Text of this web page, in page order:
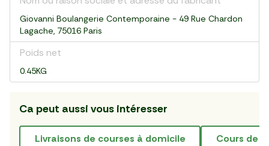
Giovanni Boulangerie Contemporaine - 49 Rue Chardon
Lagache, 75016 Paris
Poids net
0.45KG
Ca peut aussi vous intéresser
livraisons de courses à domicile cours de